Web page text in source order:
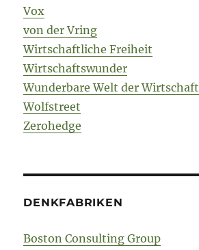
Vox
von der Vring
Wirtschaftliche Freiheit
Wirtschaftswunder
Wunderbare Welt der Wirtschaft
Wolfstreet
Zerohedge
DENKFABRIKEN
Boston Consulting Group